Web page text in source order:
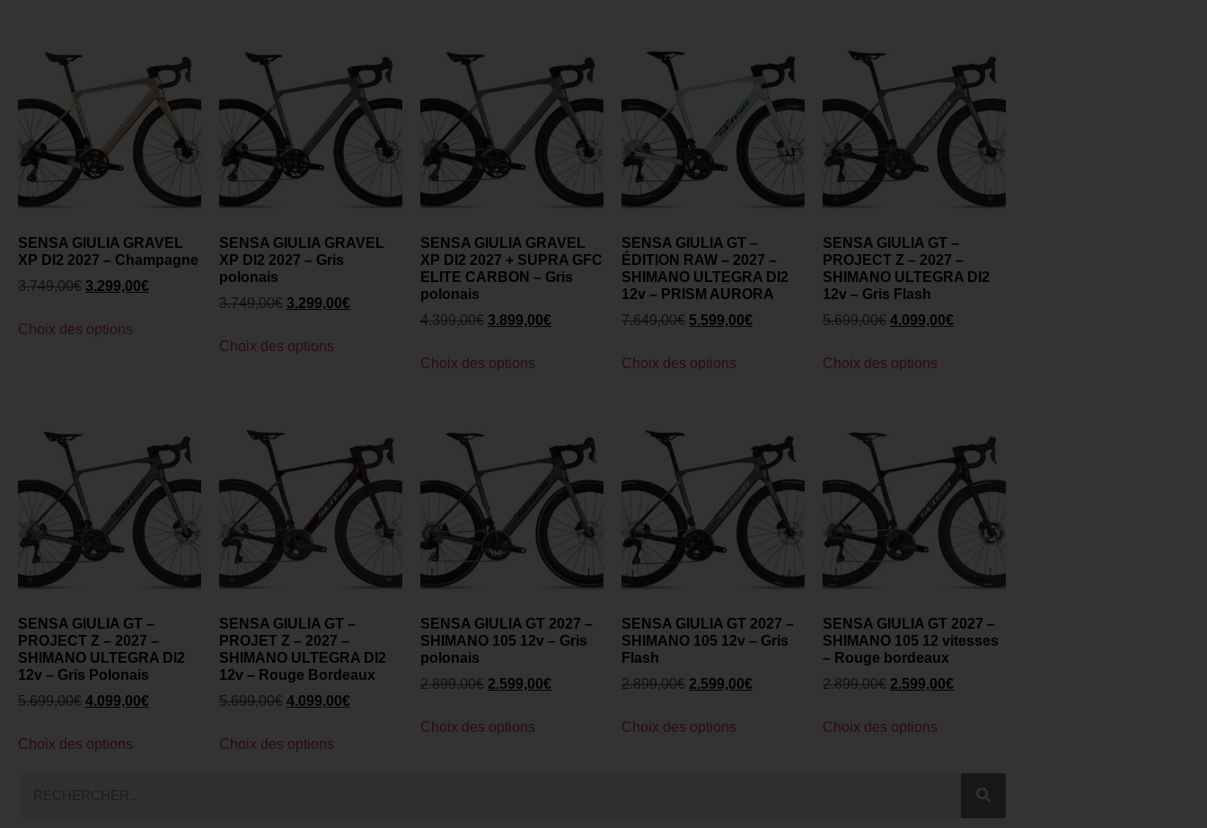
SENSA GIULIA GRAVEL
XP DI2 2027 – Champagne
3.749,00€ 3.299,00€
Choix des options
SENSA GIULIA GRAVEL
XP DI2 2027 – Gris
polonais
3.749,00€ 3.299,00€
Choix des options
SENSA GIULIA GRAVEL
XP DI2 2027 + SUPRA GFC
ELITE CARBON – Gris
polonais
4.399,00€ 3.899,00€
Choix des options
SENSA GIULIA GT –
ÉDITION RAW – 2027 –
SHIMANO ULTEGRA DI2
12v – PRISM AURORA
7.649,00€ 5.599,00€
Choix des options
SENSA GIULIA GT –
PROJECT Z – 2027 –
SHIMANO ULTEGRA DI2
12v – Gris Flash
5.699,00€ 4.099,00€
Choix des options
SENSA GIULIA GT –
PROJECT Z – 2027 –
SHIMANO ULTEGRA DI2
12v – Gris Polonais
5.699,00€ 4.099,00€
Choix des options
SENSA GIULIA GT –
PROJET Z – 2027 –
SHIMANO ULTEGRA DI2
12v – Rouge Bordeaux
5.699,00€ 4.099,00€
Choix des options
SENSA GIULIA GT 2027 –
SHIMANO 105 12v – Gris
polonais
2.899,00€ 2.599,00€
Choix des options
SENSA GIULIA GT 2027 –
SHIMANO 105 12v – Gris
Flash
2.899,00€ 2.599,00€
Choix des options
SENSA GIULIA GT 2027 –
SHIMANO 105 12 vitesses
– Rouge bordeaux
2.899,00€ 2.599,00€
Choix des options